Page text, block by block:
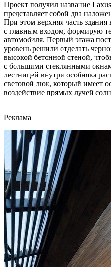
Проект получил название
представляет собой два
При этом верхняя часть
с главным входом, формирую
автомобиля. Первый этажа
уровень решили отделать
высокой бетонной стеной,
с большими стеклянными
лестницей внутри особняка
световой люк, который имеет
воздействие прямых лучей
Реклама